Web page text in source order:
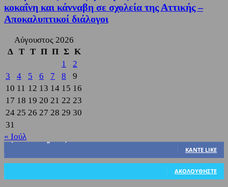
κοκαΐνη και κάνναβη σε σχολεία της Αττικής –
Αποκαλυπτικοί διάλογοι
Αύγουστος 2026
Δ
Τ Τ Π Π Σ Κ
1
2
3
4 5 6 7 8
9
10 11 12 13 14 15 16
17 18 19 20 21 22 23
24 25 26 27 28 29 30
31
« Ιούλ
3,822
ΚΆΝΤΕ LIKE
ΑΚΟΛΟΥΘΉΣΤΕ